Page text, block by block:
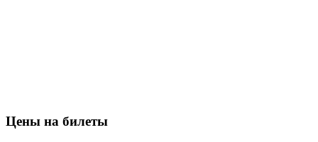
Цены на билеты